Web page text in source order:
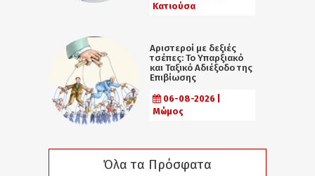
Κατιούσα
Αριστεροί με δεξιές
τσέπες: Το Υπαρξιακό
και Ταξικό Αδιέξοδο της
Επιβίωσης
06-08-2026 |
Μώμος
Όλα τα Πρόσφατα